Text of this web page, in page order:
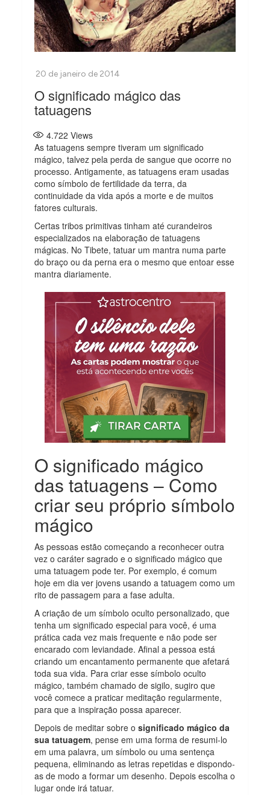
O significado mágico das
tatuagens
4.722 Views
As tatuagens sempre tiveram um significado
mágico, talvez pela perda de sangue que ocorre no
processo. Antigamente, as tatuagens eram usadas
como símbolo de fertilidade da terra, da
continuidade da vida após a morte e de muitos
fatores culturais.
Certas tribos primitivas tinham até curandeiros
especializados na elaboração de tatuagens
mágicas. No Tibete, tatuar um mantra numa parte
do braço ou da perna era o mesmo que entoar esse
mantra diariamente.
O significado mágico
das tatuagens – Como
criar seu próprio símbolo
mágico
As pessoas estão começando a reconhecer outra
vez o caráter sagrado e o significado mágico que
uma tatuagem pode ter. Por exemplo, é comum
hoje em dia ver jovens usando a tatuagem como um
rito de passagem para a fase adulta.
A criação de um símbolo oculto personalizado, que
tenha um significado especial para você, é uma
prática cada vez mais frequente e não pode ser
encarado com leviandade. Afinal a pessoa está
criando um encantamento permanente que afetará
toda sua vida. Para criar esse símbolo oculto
mágico, também chamado de sigilo, sugiro que
você comece a praticar meditação regularmente,
para que a inspiração possa aparecer.
Depois de meditar sobre osignificado mágico da
sua tatuagem, pense em uma forma de resumi-lo
em uma palavra, um símbolo ou uma sentença
pequena, eliminando as letras repetidas e dispondo-
as de modo a formar um desenho. Depois escolha o
lugar onde irá tatuar.